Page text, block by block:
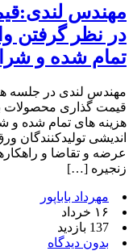
مهندس
در نظر گرفتن
تمام‌ شده و
مهندس لندی در جلسه
قیمت‌ گذاری محصولات
هزینه‌ های تمام‌ شده و
اندیشی تولیدکنندگان
عرضه و تقاضا و
زنجیره […]
مهرداد باباپور
۱۶ خرداد
137 بازدید
بدون دیدگاه